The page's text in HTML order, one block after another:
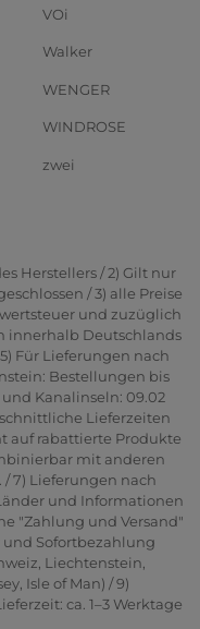
VOi
Walker
WENGER
WINDROSE
zwei
Herstellers / 2) Gilt nur
/ 3) alle Preise
und zuzüglich
innerhalb Deutschlands
Für Lieferungen nach
Bestellungen bis
Kanalinseln: 09.02
Lieferzeiten
auf rabattierte Produkte
mit anderen
/ 7) Lieferungen nach
und Informationen
"Zahlung und Versand"
und Sofortbezahlung
Liechtenstein,
Isle of Man) / 9)
ca. 1–3 Werktage